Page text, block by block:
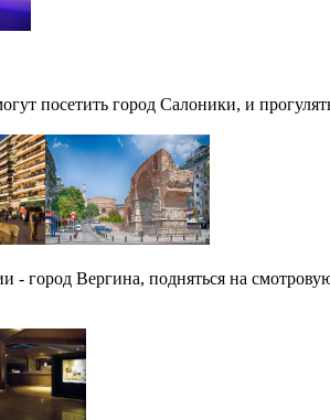
посетить город Салоники, и
- город Вергина, подняться на